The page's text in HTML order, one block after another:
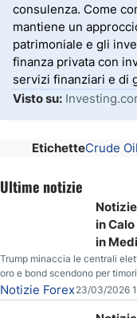
consulenza. Come
mantiene un
patrimoniale e gli
finanza privata con
servizi finanziari e di
Visto su:
EtichetteCrude Oil
Ultime notizie
in
in
Trump minaccia le centrali
oro e bond scendono per
correzione; il petrolio greggio
Notizie Forex23/03/2026